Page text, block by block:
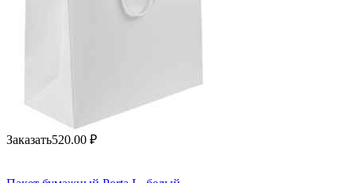
Заказать520.00 ₽